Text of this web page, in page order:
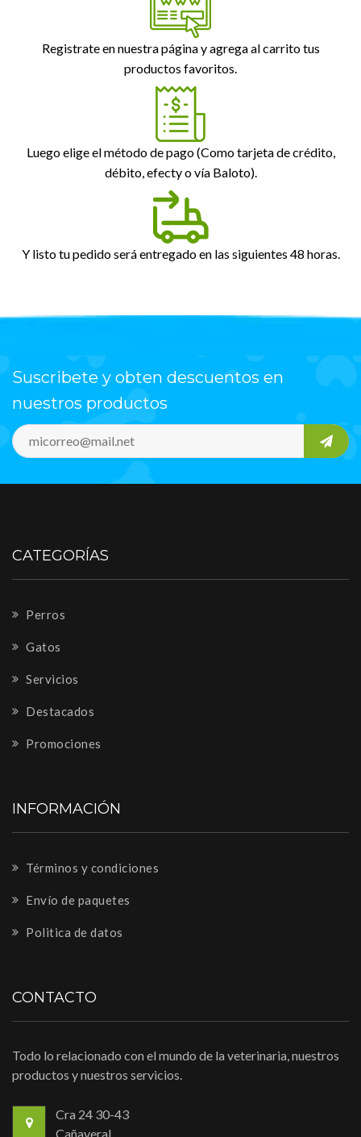
Registrate en nuestra página y agrega al carrito tus
productos favoritos.
Luego elige el método de pago (Como tarjeta de crédito,
débito, efecty o vía Baloto).
Y listo tu pedido será entregado en las siguientes 48 horas.
Suscribete y obten descuentos en
nuestros productos
CATEGORÍAS
Perros
Gatos
Servicios
Destacados
Promociones
INFORMACIÓN
Términos y condiciones
Envío de paquetes
Politica de datos
CONTACTO
Todo lo relacionado con el mundo de la veterinaria, nuestros
productos y nuestros servicios.
Cra 24 30-43
Cañaveral